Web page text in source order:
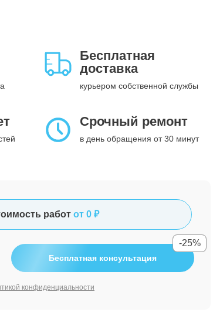
Бесплатная
доставка
курьером собственной службы
Срочный ремонт
в день обращения от 30 минут
работ от 0 ₽
Бесплатная консультация
-25%
конфиденциальности